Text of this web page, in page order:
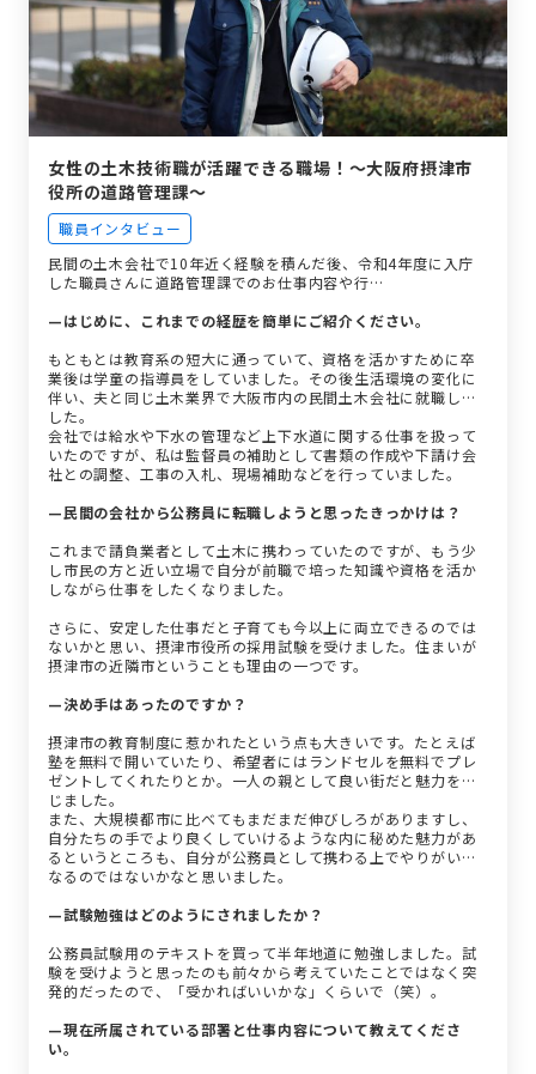
女性の土木技術職が活躍できる職場！〜大阪府摂津市
役所の道路管理課〜
職員インタビュー
民間の土木会社で10年近く経験を積んだ後、令和4年度に入庁
した職員さんに道路管理課でのお仕事内容や行…
—はじめに、これまでの経歴を簡単にご紹介ください。
もともとは教育系の短大に通っていて、資格を活かすために卒
業後は学童の指導員をしていました。その後生活環境の変化に
伴い、夫と同じ土木業界で大阪市内の民間土木会社に就職しま
した。
会社では給水や下水の管理など上下水道に関する仕事を扱って
いたのですが、私は監督員の補助として書類の作成や下請け会
社との調整、工事の入札、現場補助などを行っていました。
—民間の会社から公務員に転職しようと思ったきっかけは？
これまで請負業者として土木に携わっていたのですが、もう少
し市民の方と近い立場で自分が前職で培った知識や資格を活か
しながら仕事をしたくなりました。
さらに、安定した仕事だと子育ても今以上に両立できるのでは
ないかと思い、摂津市役所の採用試験を受けました。住まいが
摂津市の近隣市ということも理由の一つです。
—決め手はあったのですか？
摂津市の教育制度に惹かれたという点も大きいです。たとえば
塾を無料で開いていたり、希望者にはランドセルを無料でプレ
ゼントしてくれたりとか。一人の親として良い街だと魅力を感
じました。
また、大規模都市に比べてもまだまだ伸びしろがありますし、
自分たちの手でより良くしていけるような内に秘めた魅力があ
るというところも、自分が公務員として携わる上でやりがいに
なるのではないかなと思いました。
—試験勉強はどのようにされましたか？
公務員試験用のテキストを買って半年地道に勉強しました。試
験を受けようと思ったのも前々から考えていたことではなく突
発的だったので、「受かればいいかな」くらいで（笑）。
—現在所属されている部署と仕事内容について教えてくださ
い。